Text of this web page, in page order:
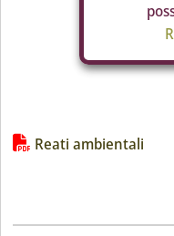
Lista allegati PDF
Reati ambientali